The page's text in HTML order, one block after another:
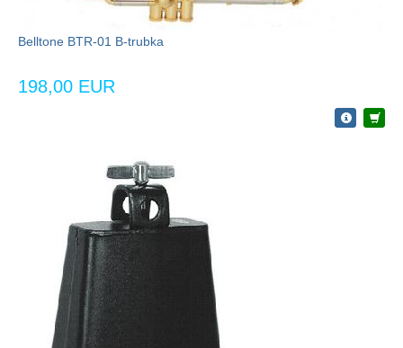
Belltone BTR-01 B-trubka
198,00 EUR